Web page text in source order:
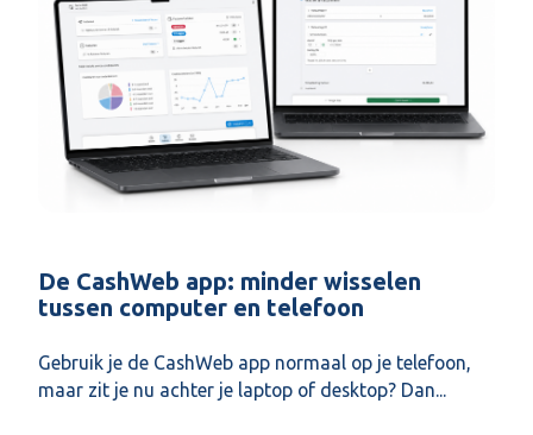
De CashWeb app: minder wisselen
tussen computer en telefoon
Gebruik je de CashWeb app normaal op je telefoon,
maar zit je nu achter je laptop of desktop? Dan...